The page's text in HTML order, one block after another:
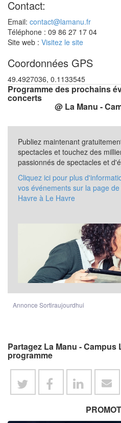
Contact:
Email: contact@lamanu.fr
Téléphone : 09 86 27 17 04
Site web : Visitez le site
Coordonnées GPS
49.4927036, 0.1133545
Programme des prochains
concerts
@ La Manu -
Publiez maintenant
spectacles et touchez des
passionnés de spectacles et
Cliquez ici pour plus
vos événements sur la page
Havre à Le Havre
Annonce Sortiraujourdhui
Partagez La Manu - Campus
programme